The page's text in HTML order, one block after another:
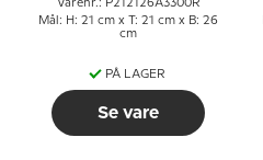
Varenr.: P212126A3300R
Mål: H: 21 cm x T: 21 cm x B: 26
cm
PÅ LAGER
Se vare